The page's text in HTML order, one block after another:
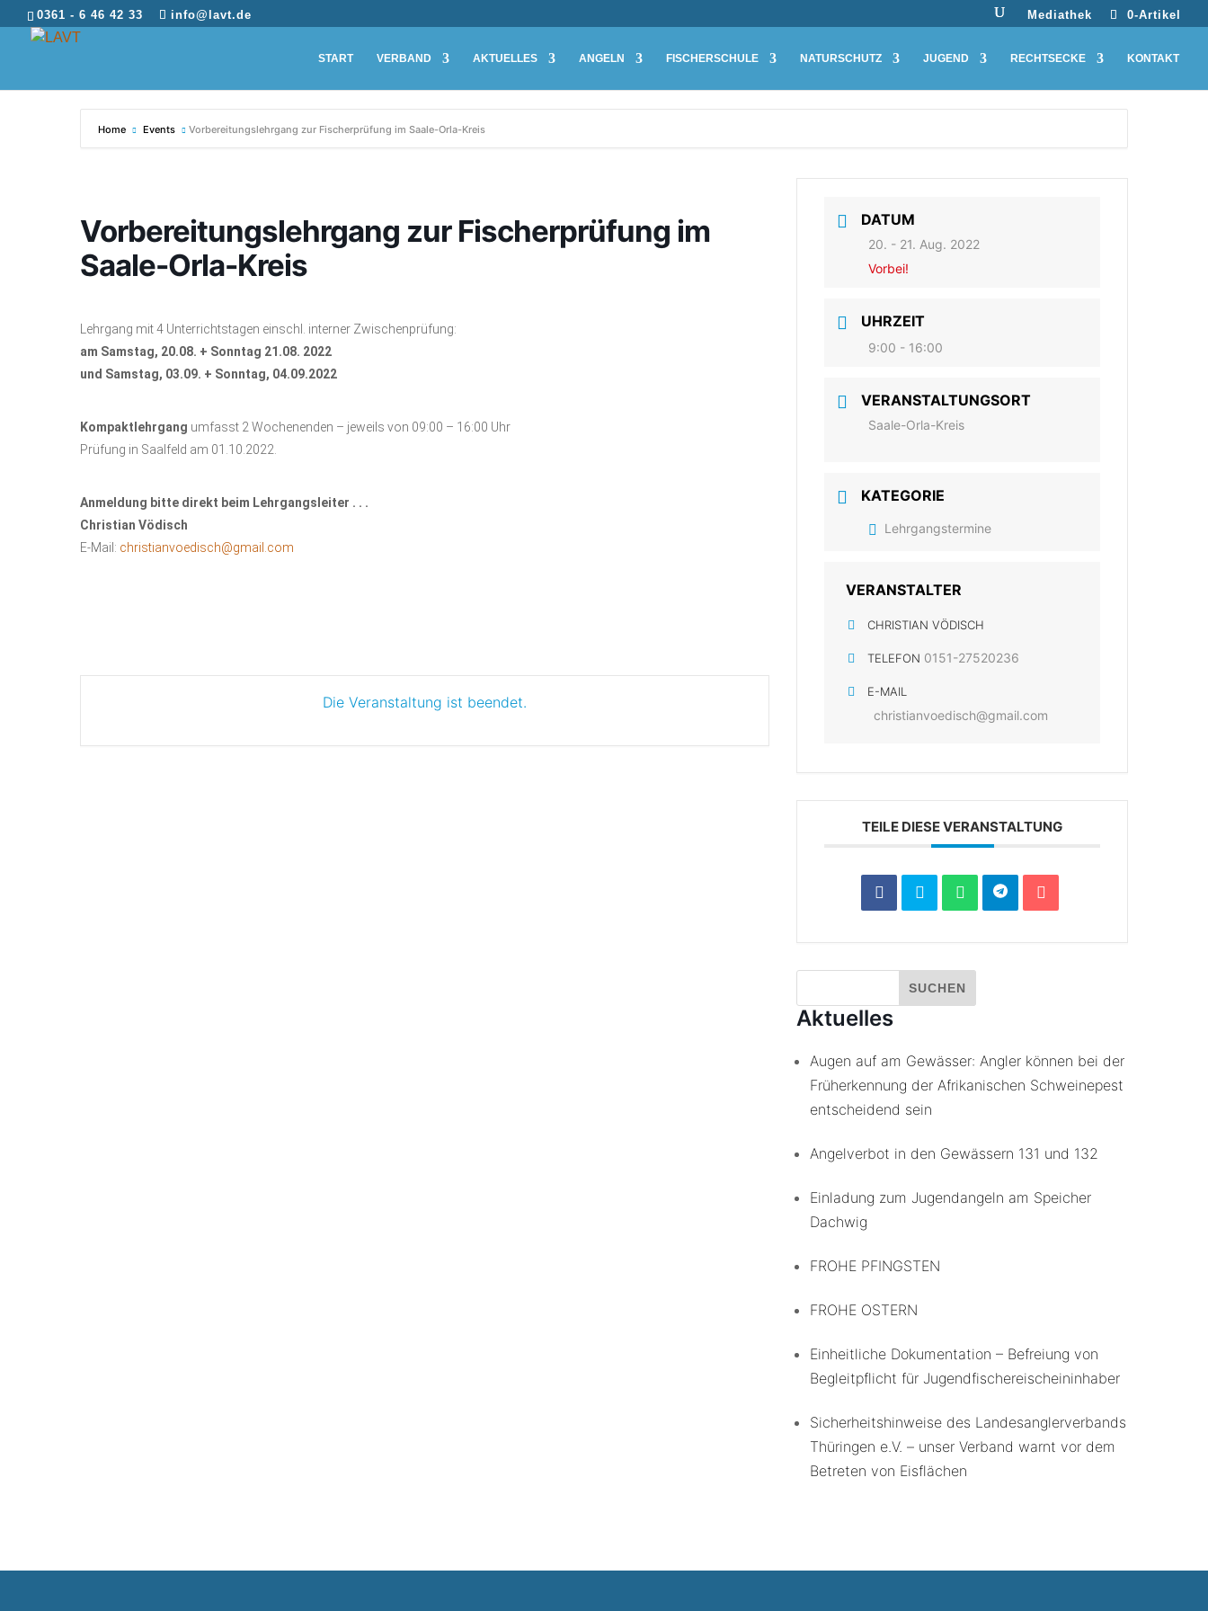
0361 - 6 46 42 33 info@lavt.de Mediathek 0-Artikel
START VERBAND AKTUELLES ANGELN FISCHERSCHULE NATURSCHUTZ JUGEND RECHTSECKE KONTAKT
Home Events Vorbereitungslehrgang zur Fischerprüfung im Saale-Orla-Kreis
Vorbereitungslehrgang zur Fischerprüfung im
Saale-Orla-Kreis
Lehrgang mit 4 Unterrichtstagen einschl. interner Zwischenprüfung:
am Samstag, 20.08. + Sonntag 21.08. 2022
und Samstag, 03.09. + Sonntag, 04.09.2022
Kompaktlehrgang umfasst 2 Wochenenden – jeweils von 09:00 – 16:00 Uhr
Prüfung in Saalfeld am 01.10.2022.
Anmeldung bitte direkt beim Lehrgangsleiter . . .
Christian Vödisch
E-Mail: christianvoedisch@gmail.com
Die Veranstaltung ist beendet.
DATUM
20. - 21. Aug. 2022
Vorbei!
UHRZEIT
9:00 - 16:00
VERANSTALTUNGSORT
Saale-Orla-Kreis
KATEGORIE
Lehrgangstermine
VERANSTALTER
CHRISTIAN VÖDISCH
TELEFON 0151-27520236
E-MAIL
christianvoedisch@gmail.com
TEILE DIESE VERANSTALTUNG
Aktuelles
Augen auf am Gewässer: Angler können bei der
Früherkennung der Afrikanischen Schweinepest
entscheidend sein
Angelverbot in den Gewässern 131 und 132
Einladung zum Jugendangeln am Speicher
Dachwig
FROHE PFINGSTEN
FROHE OSTERN
Einheitliche Dokumentation – Befreiung von
Begleitpflicht für Jugendfischereischeininhaber
Sicherheitshinweise des Landesanglerverbands
Thüringen e.V. – unser Verband warnt vor dem
Betreten von Eisflächen